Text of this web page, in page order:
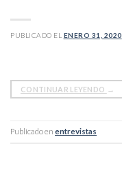
PUBLICADO EL ENERO 31, 2020
CONTINUAR LEYENDO →
Publicado en entrevistas